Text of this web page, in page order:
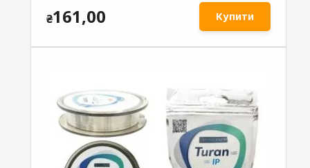
₴161,00 Купити